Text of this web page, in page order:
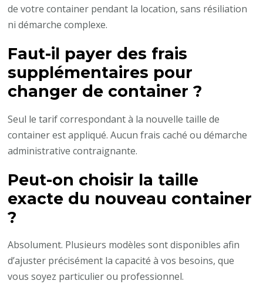
de votre container pendant la location, sans résiliation
ni démarche complexe.
Faut-il payer des frais
supplémentaires pour
changer de container ?
Seul le tarif correspondant à la nouvelle taille de
container est appliqué. Aucun frais caché ou démarche
administrative contraignante.
Peut-on choisir la taille
exacte du nouveau container
?
Absolument. Plusieurs modèles sont disponibles afin
d’ajuster précisément la capacité à vos besoins, que
vous soyez particulier ou professionnel.